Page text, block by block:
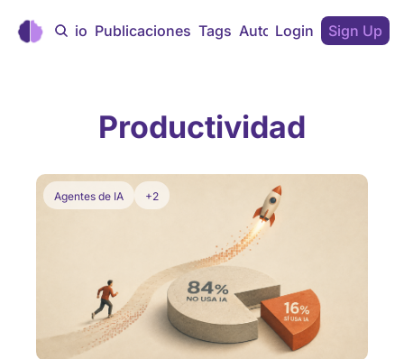
Inicio Publicaciones Tags AutoresLogin Sign Up
Productividad
Agentes de IA +2